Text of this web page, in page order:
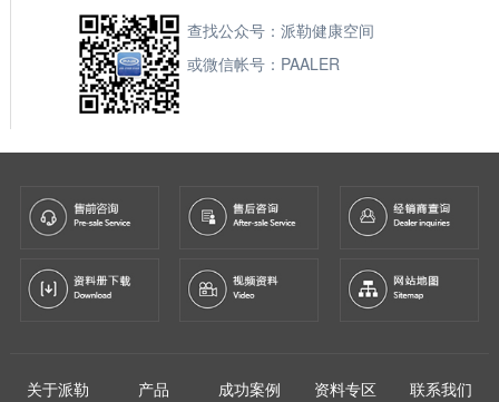
查找公众号：派勒健康空间
或微信帐号：PAALER
关于派勒 产品 成功案例 资料专区 联系我们